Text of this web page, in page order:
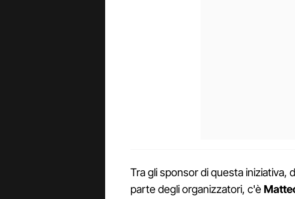
Tra gli sponsor di questa iniziativa,
parte degli organizzatori, c'è